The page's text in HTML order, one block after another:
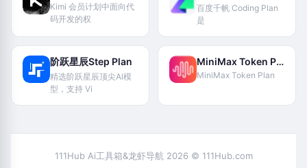
Kimi 会员计划中面向代
码开发的权
百度千帆 Coding Plan
是
阶跃星辰Step Plan
精选阶跃星辰顶尖Al模
型，支持 Vi
MiniMax Token Plan
MiniMax Token Plan
111Hub Ai工具箱&龙虾导航 2026 © 111Hub.com